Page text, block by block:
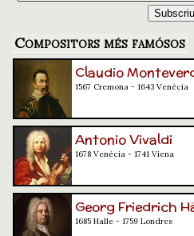
Compositors més famósos
Claudio
1567 Cremona - 1643 Venècia
Antonio Vivaldi
1678 Venècia - 1741 Viena
Georg Friedrich
1685 Halle - 1759 Londres